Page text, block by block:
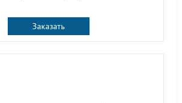
Заказать